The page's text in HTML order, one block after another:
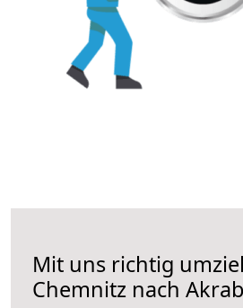
Mit uns richtig
Chemnitz nach